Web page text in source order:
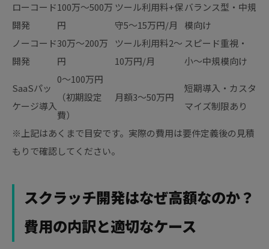
ローコード
開発
100万〜500万
円
ツール利用料+保
守5〜15万円/月
バランス型・中規
模向け
ノーコード
開発
30万〜200万
円
ツール利用料2〜
10万円/月
スピード重視・
小〜中規模向け
SaaSパッ
ケージ導入
0〜100万円
（初期設定
費）
月額3〜50万円
短期導入・カスタ
マイズ制限あり
※上記はあくまで目安です。実際の費用は要件定義後の見積
もりで確認してください。
スクラッチ開発はなぜ高額なのか？
費用の内訳と適切なケース